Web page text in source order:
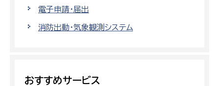
電子申請・届出
消防出動・気象観測システム
おすすめサービス